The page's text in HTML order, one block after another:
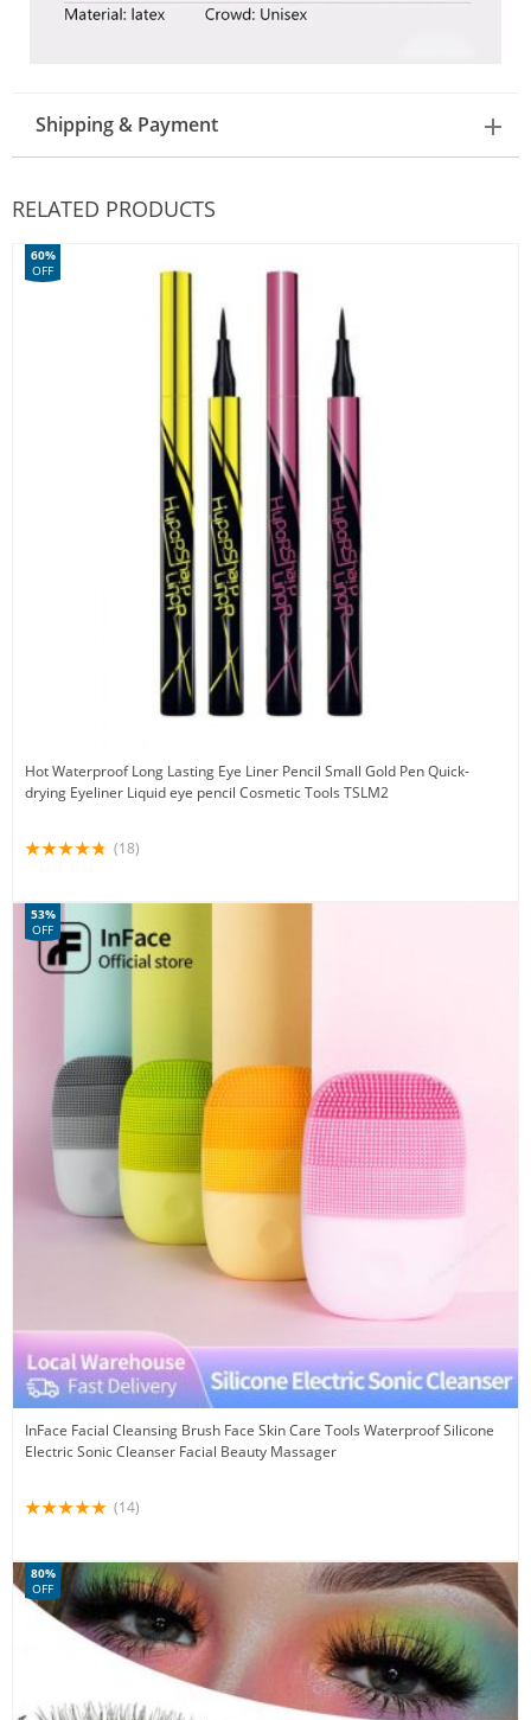
Shipping & Payment
RELATED PRODUCTS
Hot Waterproof Long Lasting Eye Liner Pencil Small Gold Pen Quick-
drying Eyeliner Liquid eye pencil Cosmetic Tools TSLM2
60%
OFF
(18)
InFace Facial Cleansing Brush Face Skin Care Tools Waterproof Silicone
Electric Sonic Cleanser Facial Beauty Massager
53%
OFF
(14)
80%
OFF